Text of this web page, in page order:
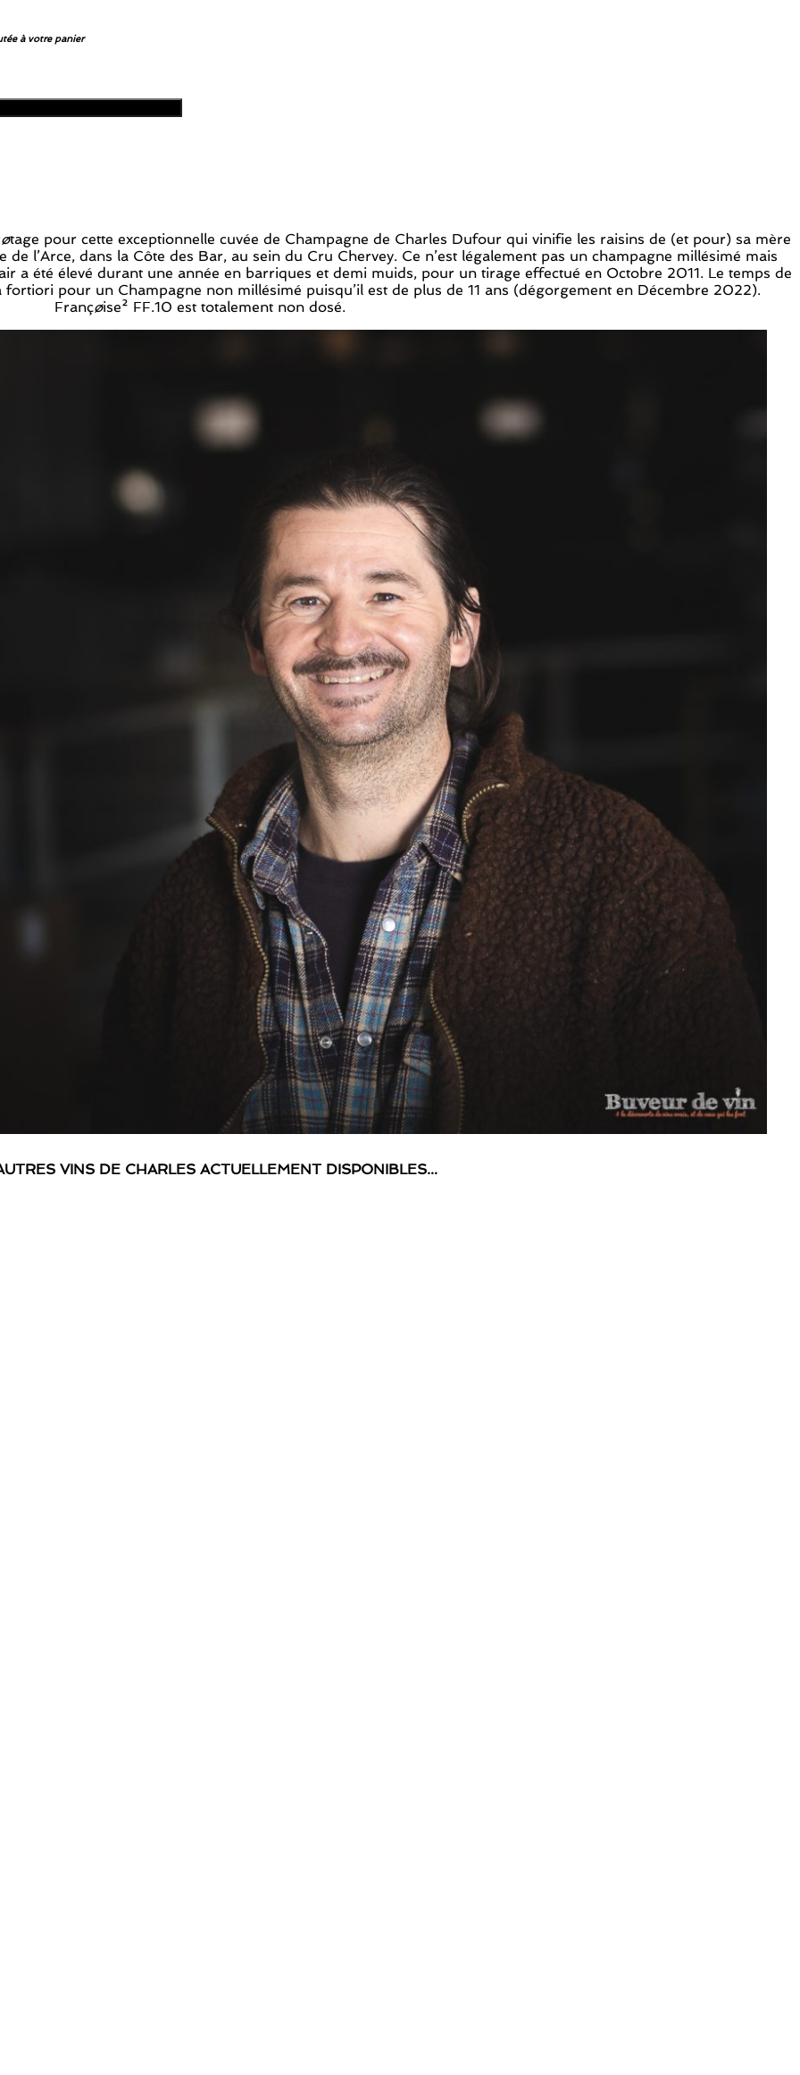
à votre panier
øtage pour cette exceptionnelle cuvée de Champagne de Charles Dufour qui vinifie les raisins de (et pour) sa mère
l’Arce, dans la Côte des Bar, au sein du Cru Chervey. Ce n’est légalement pas un champagne millésimé mais
a été élevé durant une année en barriques et demi muids, pour un tirage effectué en Octobre 2011. Le temps de
pour un Champagne non millésimé puisqu’il est de plus de 11 ans (dégorgement en Décembre 2022).
Françøise² FF.10 est totalement non dosé.
VINS DE CHARLES ACTUELLEMENT DISPONIBLES…